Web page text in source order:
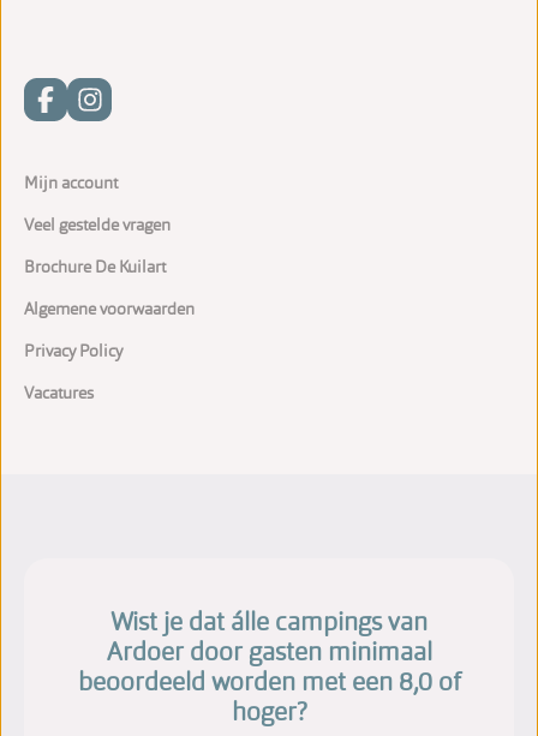
Mijn account
Veel gestelde vragen
Brochure De Kuilart
Algemene voorwaarden
Privacy Policy
Vacatures
Wist je dat álle campings van
Ardoer door gasten minimaal
beoordeeld worden met een 8,0 of
hoger?